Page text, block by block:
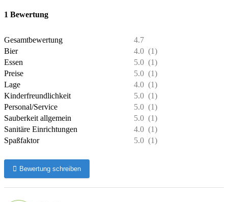
1 Bewertung
Gesamtbewertung
4.7
Bier
4.0 (1)
Essen
5.0 (1)
Preise
5.0 (1)
Lage
4.0 (1)
Kinderfreundlichkeit
5.0 (1)
Personal/Service
5.0 (1)
Sauberkeit allgemein
5.0 (1)
Sanitäre Einrichtungen
4.0 (1)
Spaßfaktor
5.0 (1)
Bewertung schreiben